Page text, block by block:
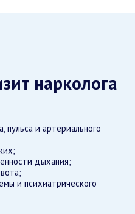
нарколога
и артериального
дыхания;
и психиатрического